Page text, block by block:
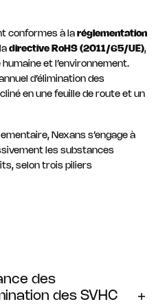
conformes à la réglementation
directive RoHS (2011/65/UE),
et l’environnement.
d’élimination des
en une feuille de route et un
Nexans s’engage à
les substances
selon trois piliers
des
des SVHC